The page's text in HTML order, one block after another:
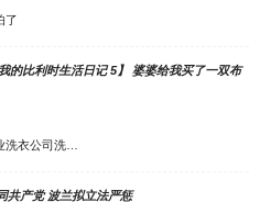
了
我的比利时生活日记 5】 婆婆给我买了一双布
洗衣公司洗…
共产党 波兰拟立法严惩